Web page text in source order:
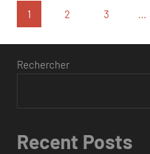
Pagination
des
publications
1 2 3 …
Rechercher
Recent Posts